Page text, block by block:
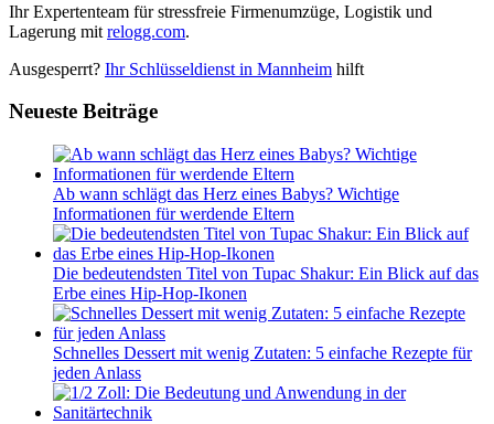
Ihr Expertenteam für stressfreie Firmenumzüge, Logistik und
Lagerung mit relogg.com.
Ausgesperrt? Ihr Schlüsseldienst in Mannheim hilft
Neueste Beiträge
Ab wann schlägt das Herz eines Babys? Wichtige
Informationen für werdende Eltern
Die bedeutendsten Titel von Tupac Shakur: Ein Blick auf das
Erbe eines Hip-Hop-Ikonen
Schnelles Dessert mit wenig Zutaten: 5 einfache Rezepte für
jeden Anlass